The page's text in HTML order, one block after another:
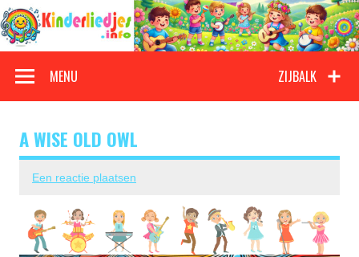
Doorgaan
naar
inhoud
Kinderliedjes
ZIJBALK
MENU
A WISE OLD OWL
Een reactie plaatsen